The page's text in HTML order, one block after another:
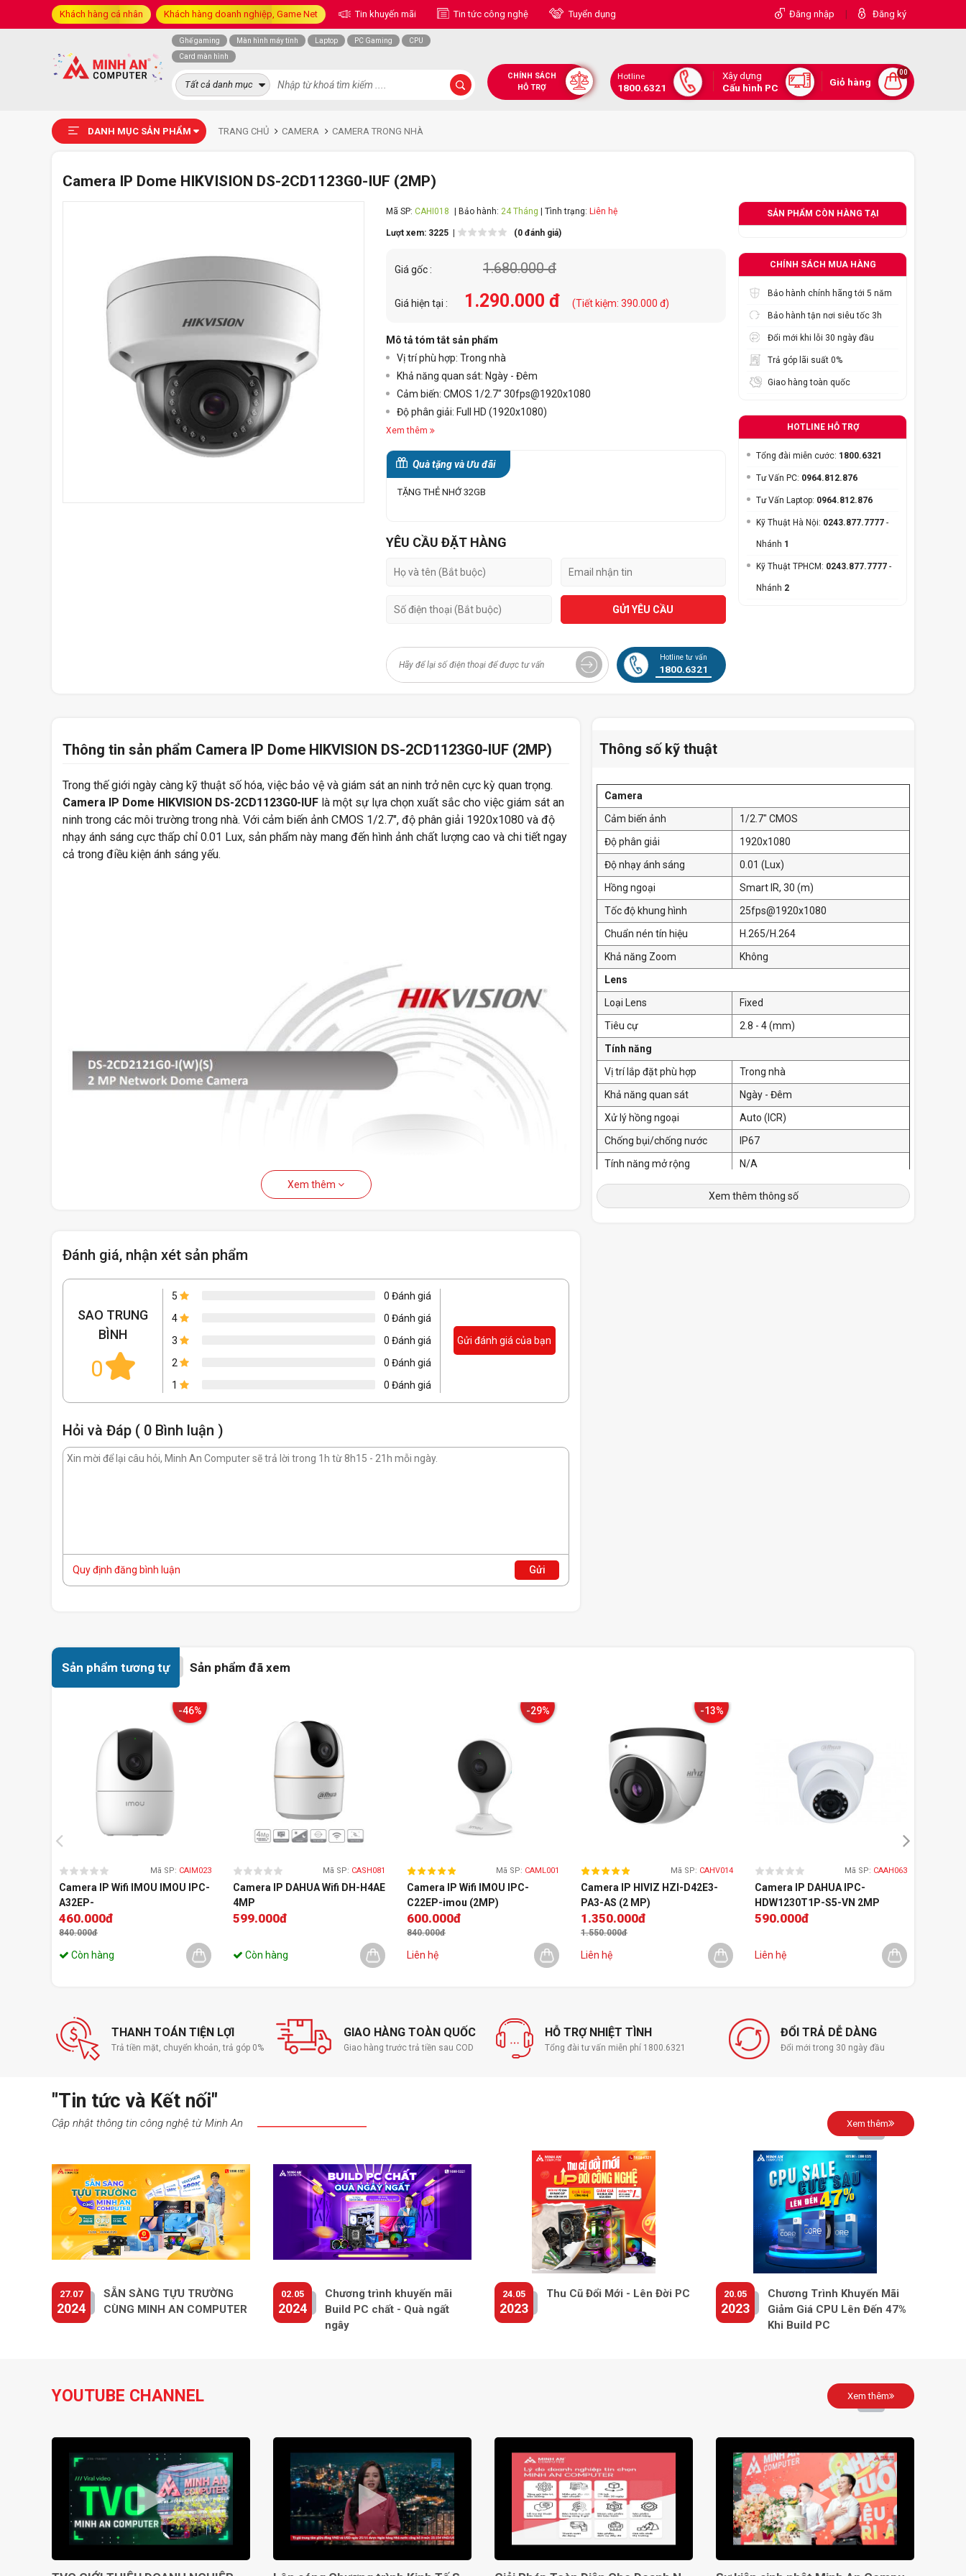
Khách hàng cá nhân Khách hàng doanh nghiệp, Game Net Tin khuyến mãi Tin tức công nghệ Tuyển dụng Đăng nhập | Đăng ký
Ghế gaming Màn hình máy tính Laptop PC Gaming
CPU
Card màn hình
Tất cả danh mục
CHÍNH SÁCH
HỖ TRỢ
Hotline
1800.6321
Xây dựng
Cấu hình PC
Giỏ hàng
00
DANH MỤC SẢN PHẨM TRANG CHỦ CAMERA CAMERA TRONG NHÀ
Camera IP Dome HIKVISION DS-2CD1123G0-IUF (2MP)
Mã SP: CAHI018 | Bảo hành: 24 Tháng | Tình trạng: Liên hệ
Lượt xem: 3225 | (0 đánh giá)
Giá gốc : 1.680.000 đ
Giá hiện tại : 1.290.000 đ (Tiết kiệm: 390.000 đ)
Mô tả tóm tắt sản phẩm
Vị trí phù hợp: Trong nhà
Khả năng quan sát: Ngày - Đêm
Cảm biến: CMOS 1/2.7" 30fps@1920x1080
Độ phân giải: Full HD (1920x1080)
Xem thêm
Quà tặng và Ưu đãi
TẶNG THẺ NHỚ 32GB
YÊU CẦU ĐẶT HÀNG
GỬI YÊU CẦU
Hotline tư vấn
1800.6321
SẢN PHẨM CÒN HÀNG TẠI
CHÍNH SÁCH MUA HÀNG
Bảo hành chính hãng tới 5 năm
Bảo hành tận nơi siêu tốc 3h
Đổi mới khi lỗi 30 ngày đầu
Trả góp lãi suất 0%
Giao hàng toàn quốc
HOTLINE HỖ TRỢ
Tổng đài miễn cước: 1800.6321
Tư Vấn PC: 0964.812.876
Tư Vấn Laptop: 0964.812.876
Kỹ Thuật Hà Nội: 0243.877.7777 -
Nhánh 1
Kỹ Thuật TPHCM: 0243.877.7777 -
Nhánh 2
Thông tin sản phẩm Camera IP Dome HIKVISION DS-2CD1123G0-IUF (2MP)
Trong thế giới ngày càng kỹ thuật số hóa, việc bảo vệ và giám sát an ninh trở nên cực kỳ quan trọng.
Camera IP Dome HIKVISION DS-2CD1123G0-IUF là một sự lựa chọn xuất sắc cho việc giám sát an
ninh trong các môi trường trong nhà. Với cảm biến ảnh CMOS 1/2.7", độ phân giải 1920x1080 và độ
nhạy ánh sáng cực thấp chỉ 0.01 Lux, sản phẩm này mang đến hình ảnh chất lượng cao và chi tiết ngay
cả trong điều kiện ánh sáng yếu.
Hiệu Suất Quan Sát Tối Ưu Và Hồng Ngoại Thông Minh
Với khả năng quan sát ban đêm thông qua tính năng Ngày - Đêm,
này duy trì khả năng giám
sát liên tục và liên quan, bất kể thời gian trong ngày. Hơn nữa, hệ thống hồng ngoại thông minh Smart
IR có thể tự điều chỉnh độ phát sáng của đèn hồng ngoại để đảm bảo chất lượng hình ảnh vượt trội
trong khoảng cách lên đến 30 mét.
Chất Lượng Hình Ảnh Và Tốc Độ Khung Hình Ưu Việt
Với tốc độ khung hình 25fps tại độ phân giải 1920x1080, DS-2CD1123G0-IUF cung cấp hình ảnh
mượt mà và chất lượng tuyệt vời, giúp bạn dễ dàng theo dõi và ghi lại mọi sự kiện quan trọng.
Nén Tín Hiệu Hiện Đại Và Tiết Kiệm
Xem thêm
Đánh giá, nhận xét sản phẩm
SAO TRUNG
BÌNH
0
5
0 Đánh giá
4
0 Đánh giá
3
0 Đánh giá
2
0 Đánh giá
1
0 Đánh giá
Gửi đánh giá của bạn
Hỏi và Đáp ( 0 Bình luận )
Quy định đăng bình luận Gửi
Thông số kỹ thuật
Camera
Cảm biến ảnh
1/2.7" CMOS
Độ phân giải
1920x1080
Độ nhạy ánh sáng
0.01 (Lux)
Hồng ngoại
Smart IR, 30 (m)
Tốc độ khung hình
25fps@1920x1080
Chuẩn nén tín hiệu
H.265/H.264
Khả năng Zoom
Không
Lens
Loại Lens
Fixed
Tiêu cự
2.8 - 4 (mm)
Tính năng
Vị trí lắp đặt phù hợp
Trong nhà
Khả năng quan sát
Ngày - Đêm
Xử lý hồng ngoại
Auto (ICR)
Chống bụi/chống nước
IP67
Tính năng mở rộng
N/A
Thông tin chung
Nguồn cấp
DC 12V/0.4A
Xem thêm thông số
Sản phẩm tương tự Sản phẩm đã xem
-46%
Mã SP: CAIM023
Camera IP Wifi IMOU IMOU IPC-
A32EP-
460.000đ
840.000đ
Còn hàng
Mã SP: CASH081
Camera IP DAHUA Wifi DH-H4AE
4MP
599.000đ
Còn hàng
-29%
Mã SP: CAML001
Camera IP Wifi IMOU IPC-
C22EP-imou (2MP)
600.000đ
840.000đ
Liên hệ
-13%
Mã SP: CAHV014
Camera IP HIVIZ HZI-D42E3-
PA3-AS (2 MP)
1.350.000đ
1.550.000đ
Liên hệ
Mã SP: CAAH063
Camera IP DAHUA IPC-
HDW1230T1P-S5-VN 2MP
(Dome)
590.000đ
Liên hệ
THANH TOÁN TIỆN LỢI
Trả tiền mặt, chuyển khoản, trả góp 0%
GIAO HÀNG TOÀN QUỐC
Giao hàng trước trả tiền sau COD
HỖ TRỢ NHIỆT TÌNH
Tổng đài tư vấn miễn phí 1800.6321
ĐỔI TRẢ DỄ DÀNG
Đổi mới trong 30 ngày đầu
"Tin tức và Kết nối"
Cập nhật thông tin công nghệ từ Minh An Xem thêm
27.07
2024
SẴN SÀNG TỰU TRƯỜNG
CÙNG MINH AN COMPUTER
02.05
2024
Chương trình khuyến mãi
Build PC chất - Quà ngất
ngây
24.05
2023
Thu Cũ Đổi Mới - Lên Đời PC 20.05
2023
Chương Trình Khuyến Mãi
Giảm Giá CPU Lên Đến 47%
Khi Build PC
YOUTUBE CHANNEL Xem thêm